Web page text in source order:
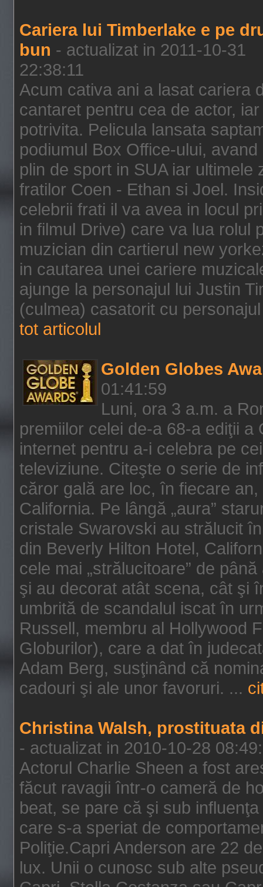
Cariera lui Timberlake e pe
bun - actualizat in 2011-10-31
22:38:11
Acum cativa ani a lasat cariera
cantaret pentru cea de actor,
potrivita. Pelicula lansata
podiumul Box Office-ului,
plin de sport in SUA iar
fratilor Coen - Ethan si Joel.
celebrii frati il va avea in locul
in filmul Drive) care va lua rolul
muzician din cartierul new
in cautarea unei cariere
ajunge la personajul lui Justin
(culmea) casatorit cu
tot articolul
Golden Globes
01:41:59
Luni, ora 3 a.m. a
premiilor celei de-a 68-a ediţii
internet pentru a-i celebra pe
televiziune. Citeşte o serie de
căror gală are loc, în fiecare
California. Pe lângă „aura”
cristale Swarovski au strălucit
din Beverly Hilton Hotel,
cele mai „strălucitoare” de
şi au decorat atât scena, cât şi
umbrită de scandalul iscat în
Russell, membru al Hollywood
Globurilor), care a dat în
Adam Berg, susţinând că
cadouri şi ale unor favoruri. ...
Christina Walsh, prostituata
- actualizat in 2010-10-28
Actorul Charlie Sheen a fost
făcut ravagii într-o cameră de
beat, se pare că şi sub
care s-a speriat de
Poliţie.Capri Anderson are 22
lux. Unii o cunosc sub alte